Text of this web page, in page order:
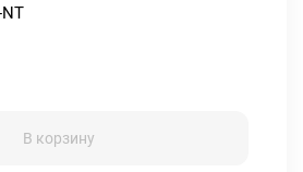
NT
В корзину